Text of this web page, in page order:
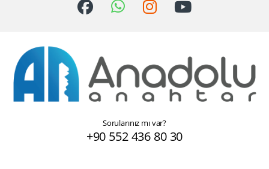
Sorularınız mı var?
+90 552 436 80 30